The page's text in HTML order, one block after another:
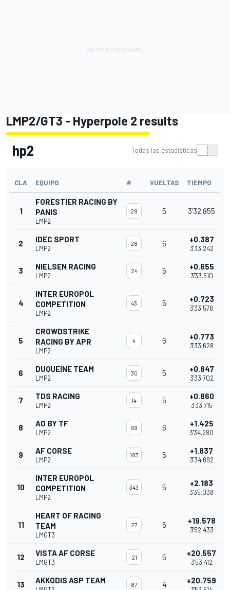
LMP2/GT3 - Hyperpole 2 results
hp2 Todas las estadísticas
CLA EQUIPO # VUELTAS TIEMPO
1
FORESTIER RACING BY
PANIS
LMP2
29 5 3'32.855
2 IDEC SPORT
LMP2
28 6 +0.387
3'33.242
3 NIELSEN RACING
LMP2
24 5 +0.655
3'33.510
4
INTER EUROPOL
COMPETITION
LMP2
43 5 +0.723
3'33.578
5
CROWDSTRIKE
RACING BY APR
LMP2
4 6 +0.773
3'33.628
6 DUQUEINE TEAM
LMP2
30 5 +0.847
3'33.702
7 TDS RACING
LMP2
14 5 +0.860
3'33.715
8 AO BY TF
LMP2
99 6 +1.425
3'34.280
9 AF CORSE
LMP2
183 5 +1.837
3'34.692
10
INTER EUROPOL
COMPETITION
LMP2
343 5 +2.183
3'35.038
11
HEART OF RACING
TEAM
LMGT3
27 5 +19.578
3'52.433
12 VISTA AF CORSE
LMGT3
21 5 +20.557
3'53.412
13 AKKODIS ASP TEAM 87 4 +20.759